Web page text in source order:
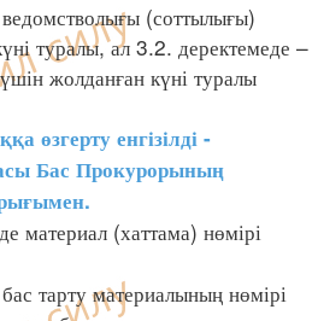
(соттылығы)
туралы, ал 3.2. деректемеде –
жолданған күні туралы
өзгерту енгізілді -
Бас Прокурорының
(хаттама) нөмірі
тарту материалының нөмірі